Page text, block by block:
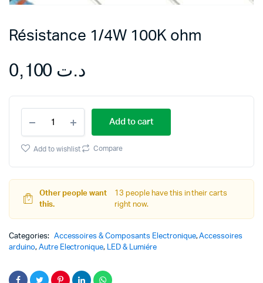
Résistance 1/4W 100K ohm
د.ت
1/4W
100K
ohm
Add to cart
Add to wishlist Compare
Other people want
this.
13 people have this in their carts
right now.
Categories: Accessoires & Composants Electronique,Accessoires
arduino, Autre Electronique, LED & Lumiére